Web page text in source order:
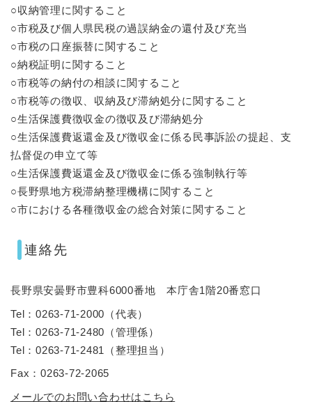
○収納管理に関すること
○市税及び個人県民税の過誤納金の還付及び充当
○市税の口座振替に関すること
○納税証明に関すること
○市税等の納付の相談に関すること
○市税等の徴収、収納及び滞納処分に関すること
○生活保護費徴収金の徴収及び滞納処分
○生活保護費返還金及び徴収金に係る民事訴訟の提起、支
払督促の申立て等
○生活保護費返還金及び徴収金に係る強制執行等
○長野県地方税滞納整理機構に関すること
○市における各種徴収金の総合対策に関すること
連絡先
長野県安曇野市豊科6000番地 本庁舎1階20番窓口
Tel：0263-71-2000 （代表）
Tel：0263-71-2480 （管理係）
Tel：0263-71-2481
（整理担当 ）
Fax：0263-72-2065
メールでのお問い合わせはこちら